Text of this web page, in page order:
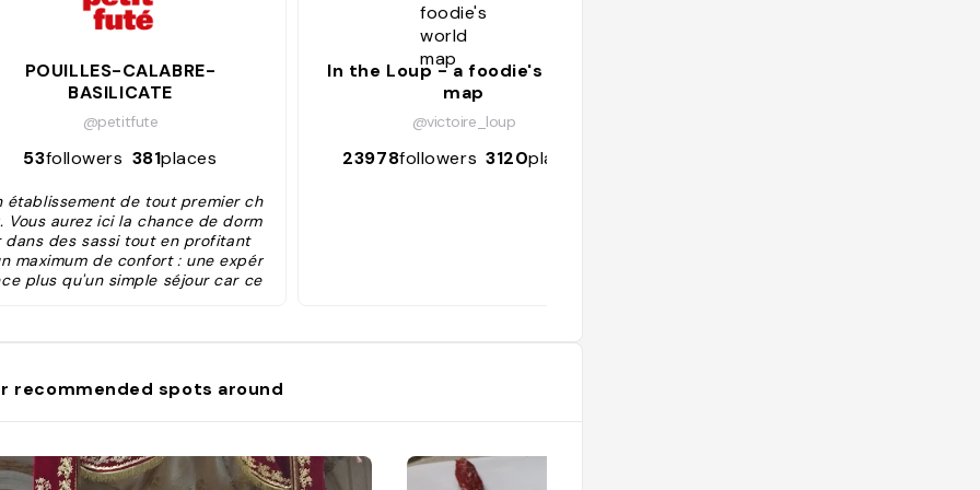
POUILLES-CALABRE-
BASILICATE
@petitfute
53followers 381places
établissement de tout premier ch
Vous aurez ici la chance de dorm
dans des sassi tout en profitant
maximum de confort : une expér
plus qu'un simple séjour car ce
découvriront une atmosphère u
évoquant l'histoire et le charm
r !"
In the Loup - a foodie's world
map
@victoire_loup
23978followers 3120places
recommended spots around